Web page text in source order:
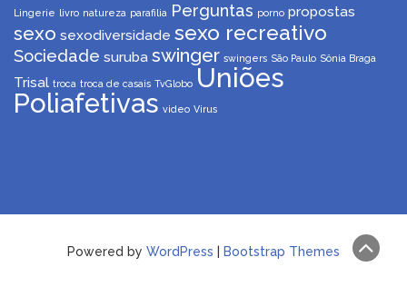
Lingerie livro natureza parafilia Perguntas porno propostas
sexo sexodiversidade sexo recreativo
Sociedade suruba swinger swingers São Paulo Sônia Braga
Trisal troca troca de casais TvGlobo Uniões
Poliafetivas video Virus
Powered by WordPress Bootstrap Themes